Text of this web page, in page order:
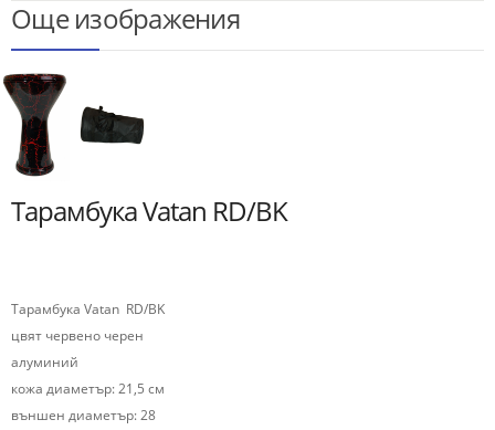
Още изображения
Тарамбука Vatan RD/BK
Тарамбука Vatan RD/BK
цвят червенo черен
алуминий
кожа диаметър: 21,5 см
външен диаметър: 28